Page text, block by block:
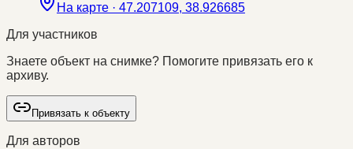
На карте · 47.207109, 38.926685
Для участников
Знаете объект на снимке? Помогите привязать его к
архиву.
Привязать к объекту
Для авторов